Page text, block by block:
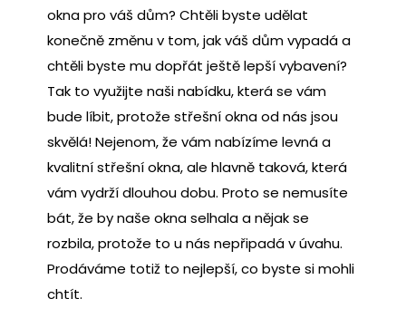
okna pro váš dům? Chtěli byste udělat
konečně změnu v tom, jak váš dům vypadá a
chtěli byste mu dopřát ještě lepší vybavení?
Tak to využijte naši nabídku, která se vám
bude líbit, protože střešní okna od nás jsou
skvělá! Nejenom, že vám nabízíme levná a
kvalitnístřešní okna, ale hlavně taková, která
vám vydrží dlouhou dobu. Proto se nemusíte
bát, že by naše okna selhala a nějak se
rozbila, protože to u nás nepřipadá v úvahu.
Prodáváme totiž to nejlepší, co byste si mohli
chtít.